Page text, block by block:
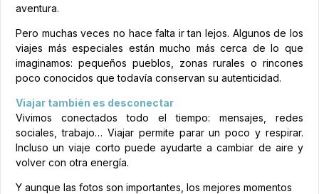
aventura.
Pero muchas veces no hace falta ir tan lejos. Algunos de los
viajes más especiales están mucho más cerca de lo que
imaginamos: pequeños pueblos, zonas rurales o rincones
poco conocidos que todavía conservan su autenticidad.
Viajar también es desconectar
Vivimos conectados todo el tiempo: mensajes, redes
sociales, trabajo… Viajar permite parar un poco y respirar.
Incluso un viaje corto puede ayudarte a cambiar de aire y
volver con otra energía.
Y aunque las fotos son importantes, los mejores momentos